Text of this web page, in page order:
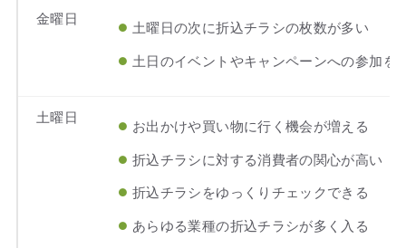
金曜日
土曜日の次に折込チラシの枚数が多い
土日のイベントやキャンペーンへの参加を
土曜日
お出かけや買い物に行く機会が増える
折込チラシに対する消費者の関心が高い
折込チラシをゆっくりチェックできる
あらゆる業種の折込チラシが多く入る